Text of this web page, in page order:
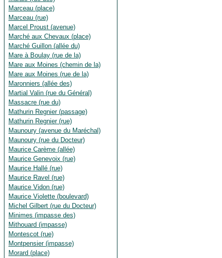
Marceau (place)
Marceau (rue)
Marcel Proust (avenue)
Marché aux Chevaux (place)
Marché Guillon (allée du)
Mare à Boulay (rue de la)
Mare aux Moines (chemin de la)
Mare aux Moines (rue de la)
Maronniers (allée des)
Martial Valin (rue du Général)
Massacre (rue du)
Mathurin Regnier (passage)
Mathurin Regnier (rue)
Maunoury (avenue du Maréchal)
Maunoury (rue du Docteur)
Maurice Carème (allée)
Maurice Genevoix (rue)
Maurice Hallé (rue)
Maurice Ravel (rue)
Maurice Vidon (rue)
Maurice Violette (boulevard)
Michel Gilbert (rue du Docteur)
Minimes (impasse des)
Mithouard (impasse)
Montescot (rue)
Montpensier (impasse)
Morard (place)